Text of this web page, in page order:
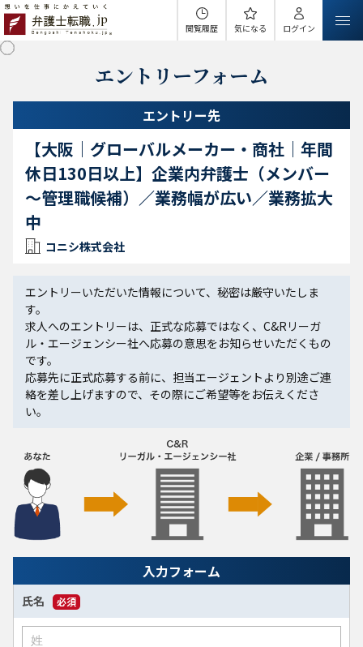
閲覧履歴 気になる ログイン
エントリーフォーム
エントリー先
【大阪｜グローバルメーカー・商社｜年間
休日130日以上】企業内弁護士（メンバー
～管理職候補）／業務幅が広い／業務拡大
中
コニシ株式会社
エントリーいただいた情報について、秘密は厳守いたしま
す。
求人へのエントリーは、正式な応募ではなく、C&Rリーガ
ル・エージェンシー社へ応募の意思をお知らせいただくもの
です。
応募先に正式応募する前に、担当エージェントより別途ご連
絡を差し上げますので、その際にご希望等をお伝えくださ
い。
入力フォーム
氏名 必須